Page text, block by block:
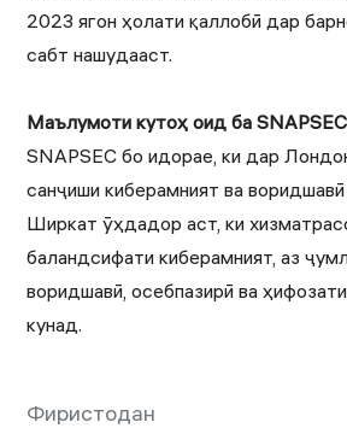
2023 ягон ҳолати қаллобӣ дар
сабт нашудааст.
Маълумоти кутоҳ оид ба
SNAPSEC бо идорае, ки дар
санҷиши киберамният ва
Ширкат ӯҳдадор аст, ки
баландсифати киберамният, аз
воридшавӣ, осебпазирӣ ва
кунад.
Фиристодан